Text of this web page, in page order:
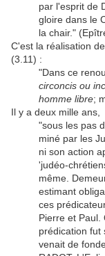
par l'esprit de
gloire dans le
la chair."
C'est la réalisation
(3.11) :
"Dans ce
circoncis ou
homme libre;
Il y a deux mille ans,
"sous les pas
miné par les
ni son action
'judéo-
même.
estimant
ces
Pierre et Paul.
prédication fut
venait de